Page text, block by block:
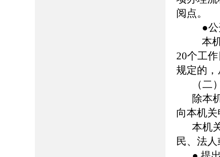
阅点。
●公
本
20个工
规定的
（二
除本
向本机
本机
民、法